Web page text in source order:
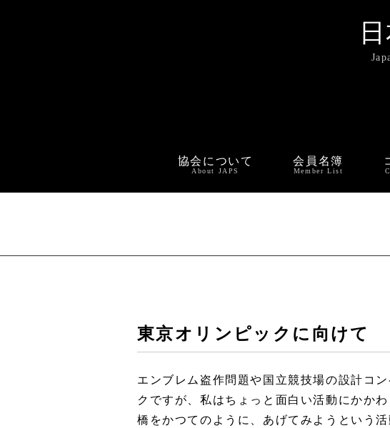
協会について
About JAPS
会員名簿
Member List
東京オリンピックに向けて
エンブレム盗作問題や国立競技場の設計コ
クですが、私はちょっと面白い活動にかか
橋をかつてのように、あげてみようという活